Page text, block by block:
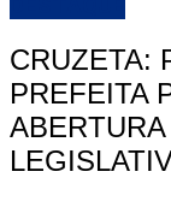
CRUZETA:
PREFEITA